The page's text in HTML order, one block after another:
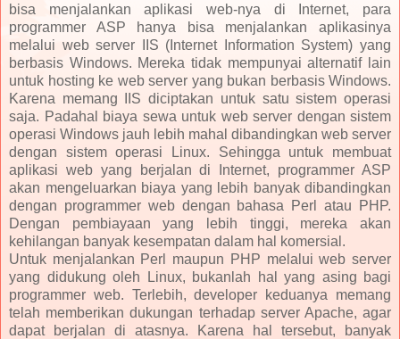
bisa menjalankan aplikasi web-nya di Internet, para
programmer ASP hanya bisa menjalankan aplikasinya
melalui web server IIS (Internet Information System) yang
berbasis Windows. Mereka tidak mempunyai alternatif lain
untuk hosting ke web server yang bukan berbasis Windows.
Karena memang IIS diciptakan untuk satu sistem operasi
saja. Padahal biaya sewa untuk web server dengan sistem
operasi Windows jauh lebih mahal dibandingkan web server
dengan sistem operasi Linux. Sehingga untuk membuat
aplikasi web yang berjalan di Internet, programmer ASP
akan mengeluarkan biaya yang lebih banyak dibandingkan
dengan programmer web dengan bahasa Perl atau PHP.
Dengan pembiayaan yang lebih tinggi, mereka akan
kehilangan banyak kesempatan dalam hal komersial.
Untuk menjalankan Perl maupun PHP melalui web server
yang didukung oleh Linux, bukanlah hal yang asing bagi
programmer web. Terlebih, developer keduanya memang
telah memberikan dukungan terhadap server Apache, agar
dapat berjalan di atasnya. Karena hal tersebut, banyak